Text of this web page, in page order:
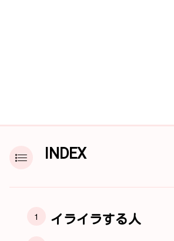
INDEX
イライラする人